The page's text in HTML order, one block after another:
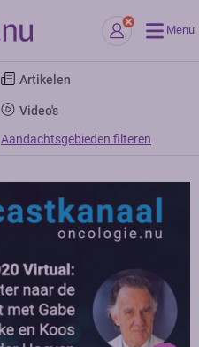
Menu
Artikelen
Video's
Aandachtsgebieden filteren